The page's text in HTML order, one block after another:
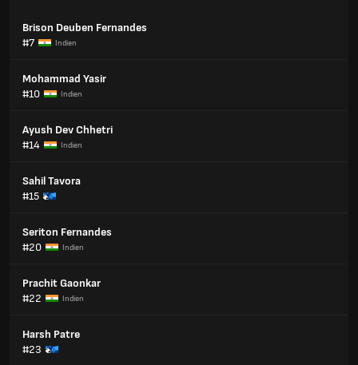
Brison Deuben Fernandes
#7
Indien
Mohammad Yasir
#10
Indien
Ayush Dev Chhetri
#14
Indien
Sahil Tavora
#15
Seriton Fernandes
#20
Indien
Prachit Gaonkar
#22
Indien
Harsh Patre
#23